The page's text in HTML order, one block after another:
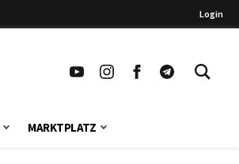
Login
MARKTPLATZ